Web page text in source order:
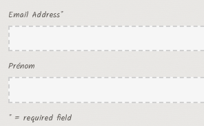
Email Address*
Prénom
* = required field